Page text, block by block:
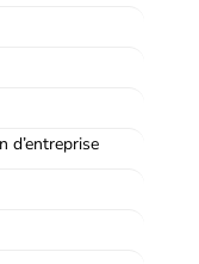
d’entreprise